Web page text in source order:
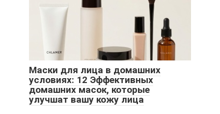
Маски для лица в домашних
условиях: 12 Эффективных
домашних масок, которые
улучшат вашу кожу лица